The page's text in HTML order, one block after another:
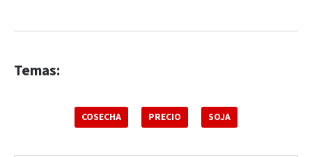
Temas:
COSECHA PRECIO SOJA